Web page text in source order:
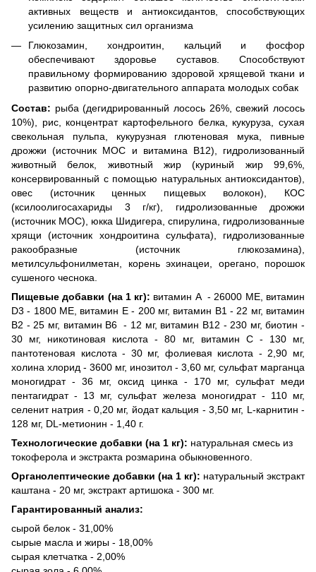
активных веществ и антиоксидантов, способствующих
усилению защитных сил организма
Глюкозамин, хондроитин, кальций и фосфор
обеспечивают здоровье суставов. Способствуют
правильному формированию здоровой хрящевой ткани и
развитию опорно-двигательного аппарата молодых собак
Состав: рыба (дегидрированный лосось 26%, свежий лосось
10%), рис, концентрат картофельного белка, кукуруза, сухая
свекольная пульпа, кукурузная глютеновая мука, пивные
дрожжи (источник МОС и витамина B12), гидролизованный
животный белок, животный жир (куриный жир 99,6%,
консервированный с помощью натуральных антиоксидантов),
овес (источник ценных пищевых волокон), КОС
(ксилоолигосахариды 3 г/кг), гидролизованные дрожжи
(источник МОС), юкка Шидигера, спирулина, гидролизованные
хрящи (источник хондроитина сульфата), гидролизованные
ракообразные (источник глюкозамина),
метилсульфонилметан, корень эхинацеи, орегано, порошок
сушеного чеснока.
Пищевые добавки (на 1 кг): витамин А - 26000 МЕ, витамин
D3 - 1800 МЕ, витамин Е - 200 мг, витамин В1 - 22 мг, витамин
В2 - 25 мг, витамин В6 - 12 мг, витамин В12 - 230 мг, биотин -
30 мг, никотиновая кислота - 80 мг, витамин С - 130 мг,
пантотеновая кислота - 30 мг, фолиевая кислота - 2,90 мг,
холина хлорид - 3600 мг, инозитол - 3,60 мг, сульфат марганца
моногидрат - 36 мг, оксид цинка - 170 мг, сульфат меди
пентагидрат - 13 мг, сульфат железа моногидрат - 110 мг,
селенит натрия - 0,20 мг, йодат кальция - 3,50 мг, L-карнитин -
128 мг, DL-метионин - 1,40 г.
Технологические добавки (на 1 кг): натуральная смесь из
токоферола и экстракта розмарина обыкновенного.
Органолептические добавки (на 1 кг): натуральный экстракт
каштана - 20 мг, экстракт артишока - 300 мг.
Гарантированный анализ:
сырой белок - 31,00%
сырые масла и жиры - 18,00%
сырая клетчатка - 2,00%